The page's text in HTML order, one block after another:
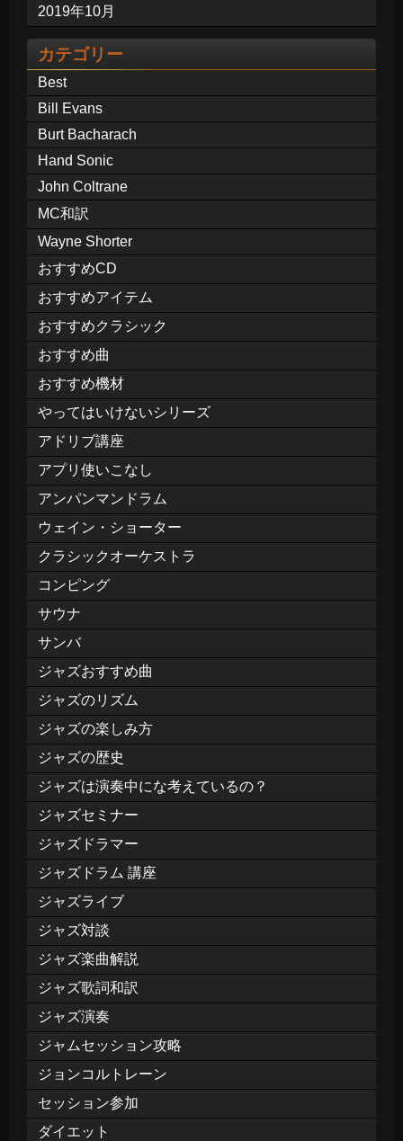
2019年10月
カテゴリー
Best
Bill Evans
Burt Bacharach
Hand Sonic
John Coltrane
MC和訳
Wayne Shorter
おすすめCD
おすすめアイテム
おすすめクラシック
おすすめ曲
おすすめ機材
やってはいけないシリーズ
アドリブ講座
アプリ使いこなし
アンパンマンドラム
ウェイン・ショーター
クラシックオーケストラ
コンピング
サウナ
サンバ
ジャズおすすめ曲
ジャズのリズム
ジャズの楽しみ方
ジャズの歴史
ジャズは演奏中にな考えているの？
ジャズセミナー
ジャズドラマー
ジャズドラム 講座
ジャズライブ
ジャズ対談
ジャズ楽曲解説
ジャズ歌詞和訳
ジャズ演奏
ジャムセッション攻略
ジョンコルトレーン
セッション参加
ダイエット